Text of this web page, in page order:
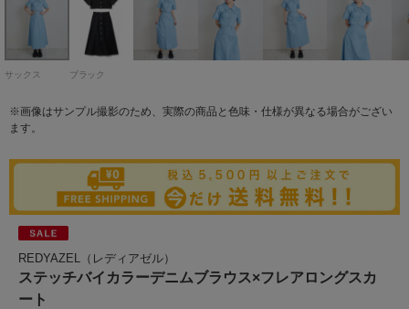
サックス ブラック
※画像はサンプル撮影のため、実際の商品と色味・仕様が異なる場合がござい
ます。
REDYAZEL（レディアゼル）
ステッチバイカラーデニムブラウス×フレアロングスカ
ート